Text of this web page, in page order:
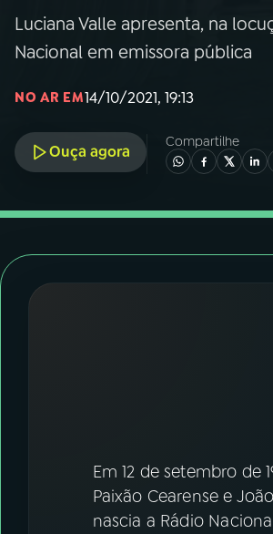
PODCASTS
06VIDEOCASTS
07ÚLTIMAS
08FESTIVAL DE MÚSICA
Luciana Valle apresenta, na
Nacional em emissora pública
NO AR EM14/10/2021, 19:13
Ouça agora
Compartilhe
Em 12 de setembro de
Paixão Cearense e
nascia a Rádio